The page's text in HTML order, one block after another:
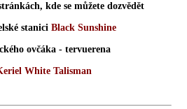
kde se můžete dozvědět
stanici Black Sunshine
ovčáka - tervuerena
White Talisman